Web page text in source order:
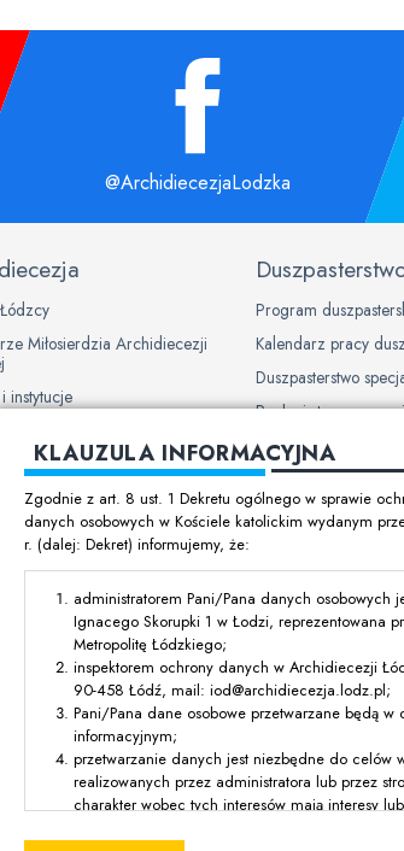
@ArchidiecezjaLodzka
Miłosierdzia Archidiecezji
instytucje
Metropolitalny
Kurii
danych osobowych w
Łódzkiej
Biskupa ds. ochrony dzieci i
Emerytów
uczelnie i placówki oświatowe
Archidiecezjalne
Archidiecezjalne
Program
Kalendarz pracy
Duszpasterstwo
Ruchy i
KLAUZULA INFORMACYJNA
Zgodnie z art. 8 ust. 1 Dekretu ogólnego w sprawie
danych osobowych w Kościele katolickim wydanym
r. (dalej: Dekret) informujemy, że:
administratorem Pani/Pana danych osobowych
Ignacego Skorupki 1 w Łodzi, reprezentowana
Metropolitę Łódzkiego;
inspektorem ochrony danych w Archidiecezji
90-458 Łódź, mail: iod@archidiecezja.lodz.pl;
Pani/Pana dane osobowe przetwarzane będą w
informacyjnym;
przetwarzanie danych jest niezbędne do celów
realizowanych przez administratora lub przez
charakter wobec tych interesów mają interesy